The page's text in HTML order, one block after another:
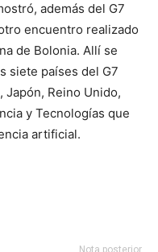
además del G7
encuentro realizado
de Bolonia. Allí se
siete países del G7
Japón, Reino Unido,
y Tecnologías que
artificial.
Nota posterior